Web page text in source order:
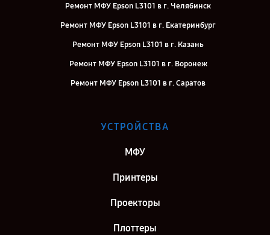
Ремонт МФУ Epson L3101 в г. Челябинск
Ремонт МФУ Epson L3101 в г. Екатеринбург
Ремонт МФУ Epson L3101 в г. Казань
Ремонт МФУ Epson L3101 в г. Воронеж
Ремонт МФУ Epson L3101 в г. Саратов
Ремонт МФУ Epson L3101 в г. Киров
УСТРОЙСТВА
МФУ
Принтеры
Проекторы
Плоттеры